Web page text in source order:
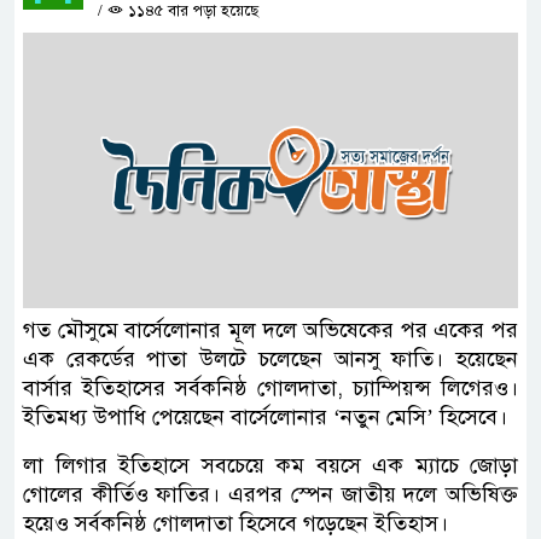
/
১১৪৫ বার পড়া হয়েছে
গত মৌসুমে বার্সেলোনার মূল দলে অভিষেকের পর একের পর
এক রেকর্ডের পাতা উলটে চলেছেন আনসু ফাতি। হয়েছেন
বার্সার ইতিহাসের সর্বকনিষ্ঠ গোলদাতা, চ্যাম্পিয়ন্স লিগেরও।
ইতিমধ্য উপাধি পেয়েছেন বার্সেলোনার ‘নতুন মেসি’ হিসেবে।
লা লিগার ইতিহাসে সবচেয়ে কম বয়সে এক ম্যাচে জোড়া
গোলের কীর্তিও ফাতির। এরপর স্পেন জাতীয় দলে অভিষিক্ত
হয়েও সর্বকনিষ্ঠ গোলদাতা হিসেবে গড়েছেন ইতিহাস।